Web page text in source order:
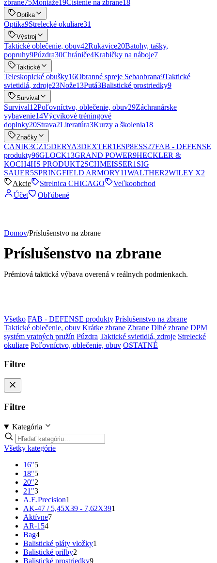
zbrane75Montáže19Čistenie na zbrane18
Optika
Optika9Strelecké okuliare31
Výstroj
Taktické oblečenie, obuv42Rukavice20Batohy, tašky,
popruhy9Púzdra30Chrániče4Krabičky na náboje7
Taktické
Teleskopické obušky16Obranné spreje Sebaobrana9Taktické
svietidlá, zdroje23Nože13Putá3Balistické prostriedky9
Survival
Survival12Poľovníctvo, oblečenie, obuv29Záchranárske
vybavenie14Výcvikové tréningové
doplnky20Strava2Literatúra3Kurzy a školenia18
Značky
CANIK3CZ15DERYA3DEXTER1ESP8ESS27FAB - DEFENSE
produkty96GLOCK13GRAND POWER9HECKLER &
KOCH4HS PRODUKT2SCHMEISSER1 SIG
SAUER5SPRINGFIELD ARMORY11WALTHER2WILEY X2
Akcie
Strelnica CHICAGO
Veľkoobchod
Účet
Obľúbené
Domov/Príslušenstvo na zbrane
Príslušenstvo na zbrane
Prémiová taktická výbava overená v reálnych podmienkach.
Všetko FAB - DEFENSE produkty Príslušenstvo na zbrane
Taktické oblečenie, obuv Krátke zbrane Zbrane Dlhé zbrane DPM
systém vratných pružín Púzdra Taktické svietidlá, zdroje Strelecké
okuliare Poľovníctvo, oblečenie, obuv OSTATNÉ
Filtre
Filtre
Kategória
Všetky kategórie
16"5
18"5
20"2
21"3
A.E.Precision1
AK-47 / 5,45X39 - 7,62X391
Aktívne7
AR-154
Bag4
Balistické pláty vložky1
Balistické prilby2
Balistické prostriedky9